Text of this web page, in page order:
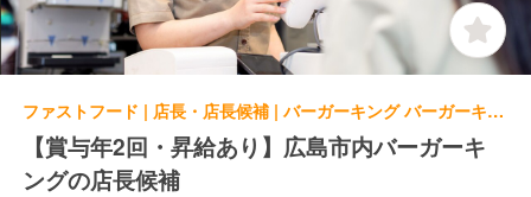
ファストフード | 店長・店長候補 | バーガーキング バーガーキング広島本通店
【賞与年2回・昇給あり】広島市内バーガーキ
ングの店長候補